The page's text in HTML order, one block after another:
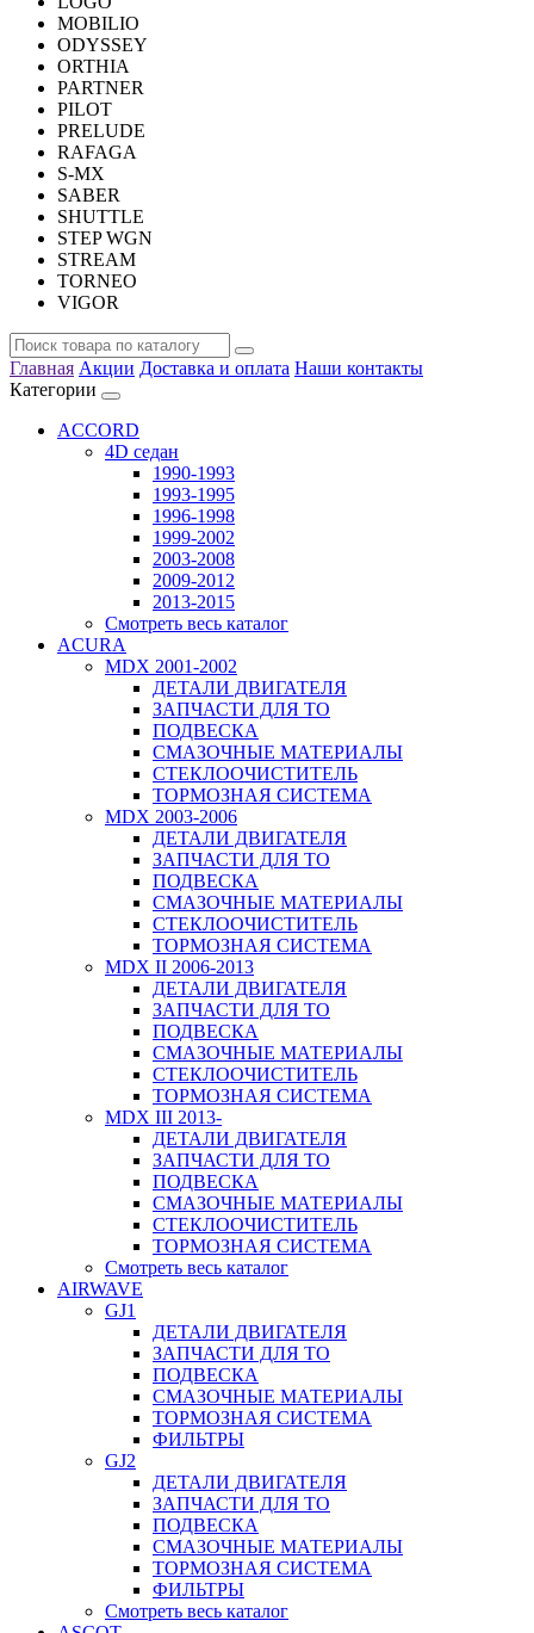
MOBILIO
ODYSSEY
ORTHIA
PARTNER
PILOT
PRELUDE
RAFAGA
S-MX
SABER
SHUTTLE
STEP WGN
STREAM
TORNEO
VIGOR
Главная Акции Доставка и оплата Наши контакты
Категории
ACCORD
4D седан
1990-1993
1993-1995
1996-1998
1999-2002
2003-2008
2009-2012
2013-2015
Смотреть весь каталог
ACURA
MDX 2001-2002
ДЕТАЛИ ДВИГАТЕЛЯ
ЗАПЧАСТИ ДЛЯ ТО
ПОДВЕСКА
СМАЗОЧНЫЕ МАТЕРИАЛЫ
СТЕКЛООЧИСТИТЕЛЬ
ТОРМОЗНАЯ СИСТЕМА
MDX 2003-2006
ДЕТАЛИ ДВИГАТЕЛЯ
ЗАПЧАСТИ ДЛЯ ТО
ПОДВЕСКА
СМАЗОЧНЫЕ МАТЕРИАЛЫ
СТЕКЛООЧИСТИТЕЛЬ
ТОРМОЗНАЯ СИСТЕМА
MDX II 2006-2013
ДЕТАЛИ ДВИГАТЕЛЯ
ЗАПЧАСТИ ДЛЯ ТО
ПОДВЕСКА
СМАЗОЧНЫЕ МАТЕРИАЛЫ
СТЕКЛООЧИСТИТЕЛЬ
ТОРМОЗНАЯ СИСТЕМА
MDX III 2013-
ДЕТАЛИ ДВИГАТЕЛЯ
ЗАПЧАСТИ ДЛЯ ТО
ПОДВЕСКА
СМАЗОЧНЫЕ МАТЕРИАЛЫ
СТЕКЛООЧИСТИТЕЛЬ
ТОРМОЗНАЯ СИСТЕМА
Смотреть весь каталог
AIRWAVE
GJ1
ДЕТАЛИ ДВИГАТЕЛЯ
ЗАПЧАСТИ ДЛЯ ТО
ПОДВЕСКА
СМАЗОЧНЫЕ МАТЕРИАЛЫ
ТОРМОЗНАЯ СИСТЕМА
ФИЛЬТРЫ
GJ2
ДЕТАЛИ ДВИГАТЕЛЯ
ЗАПЧАСТИ ДЛЯ ТО
ПОДВЕСКА
СМАЗОЧНЫЕ МАТЕРИАЛЫ
ТОРМОЗНАЯ СИСТЕМА
ФИЛЬТРЫ
Смотреть весь каталог